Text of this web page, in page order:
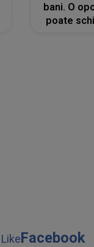
bani. O
poate
LikeFacebook